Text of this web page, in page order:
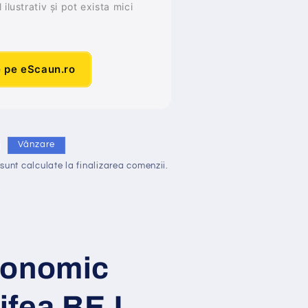
ilustrativ și pot exista mici
eScaun.ro
Vânzare
sunt calculate la finalizarea comenzii.